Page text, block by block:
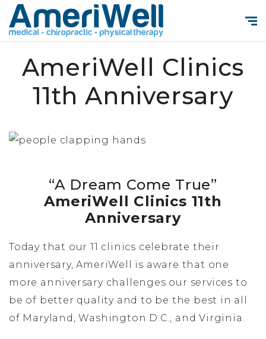
AmeriWell Clinics
11th Anniversary
“A Dream Come True”
AmeriWell Clinics 11th
Anniversary
Today that our 11 clinics celebrate their
anniversary, AmeriWell is aware that one
more anniversary challenges our services to
be of better quality and to be the best in all
of Maryland, Washington D.C., and Virginia.